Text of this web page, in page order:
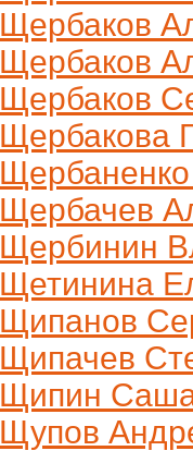
Щербаков
Щербаков
Щербаков
Щербакова
Щербачев
Щербинин
Щетинина
Щипанов
Щипачев
Щипин
Щупов